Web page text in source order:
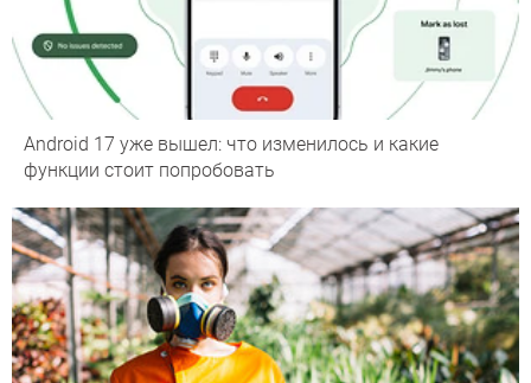
Android 17 уже вышел: что изменилось и какие
функции стоит попробовать